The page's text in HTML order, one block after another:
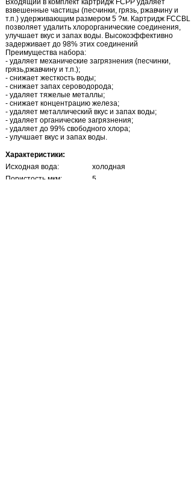
Входящий в комплект картридж FCPP удаляет
взвешенные частицы (песчинки, грязь, ржавчину и
т.п.) удерживающим размером 5 ?м. Картридж FCCBL
позволяет удалить хлорорганические соединения,
улучшает вкус и запах воды. Высокоэффективно
задерживает до 98% этих соединений
Преимущества набора:
- удаляет механические загрязнения (песчинки,
грязь,ржавчину и т.п.);
- снижает жесткость воды;
- снижает запах сероводорода;
- удаляет тяжелые металлы;
- снижает концентрацию железа;
- удаляет металлический вкус и запах воды;
- удаляет органические загрязнения;
- удаляет до 99% свободного хлора;
- улучшает вкус и запах воды.
Характеристики:
Исходная вода:
холодная
Пористость мкм:
5